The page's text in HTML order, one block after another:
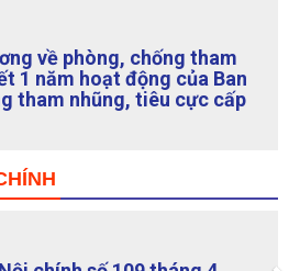
về phòng, chống tham
1 năm hoạt động của Ban
tham nhũng, tiêu cực cấp